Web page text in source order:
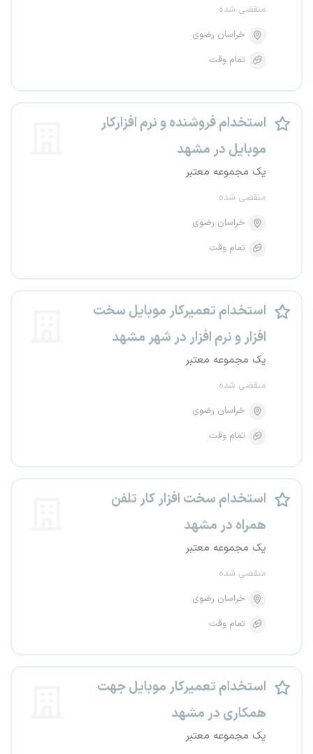
منقضی شده
خراسان رضوی
تمام وقت
استخدام فروشنده و نرم افزارکار
موبایل در مشهد
یک مجموعه معتبر
منقضی شده
خراسان رضوی
تمام وقت
استخدام تعمیرکار موبایل سخت
افزار و نرم افزار در شهر مشهد
یک مجموعه معتبر
منقضی شده
خراسان رضوی
تمام وقت
استخدام سخت افزار کار تلفن
همراه در مشهد
یک مجموعه معتبر
منقضی شده
خراسان رضوی
تمام وقت
استخدام تعمیرکار موبایل جهت
همکاری در مشهد
یک مجموعه معتبر